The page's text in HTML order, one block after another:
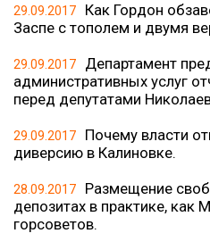
29.09.2017
Как Гордон
Заспе с тополем и двумя
29.09.2017
Департамент
административных услуг
перед депутатами
29.09.2017
Почему власти
диверсию в Калиновке.
28.09.2017
Размещение
депозитах в практике, как
горсоветов.